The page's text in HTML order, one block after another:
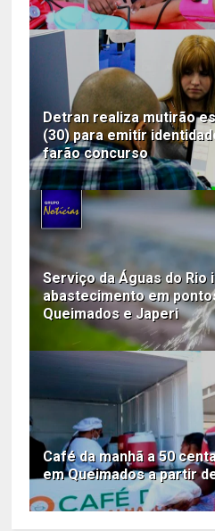
Detran realiza mutirão
(30) para emitir
farão concurso
Serviço da Águas do
abastecimento em
Queimados e Japeri
Café da manhã a 50
em Queimados a partir